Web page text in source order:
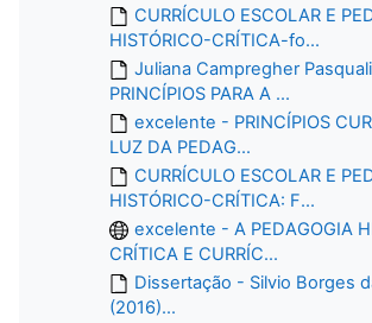
CURRÍCULO ESCOLAR E
HISTÓRICO-CRÍTICA-fo...
Juliana Campregher
PRINCÍPIOS PARA A ...
excelente - PRINCÍPIOS
LUZ DA PEDAG...
CURRÍCULO ESCOLAR E
HISTÓRICO-CRÍTICA: F...
excelente - A PEDAGOGIA
CRÍTICA E CURRÍC...
Dissertação - Silvio Borges
(2016)...